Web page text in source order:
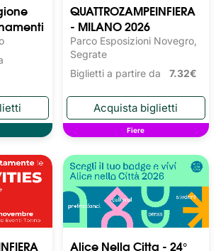
QUATTROZAMPEINFIERA
- MILANO 2026
Parco Esposizioni Novegro,
Segrate
Biglietti a partire da 7.32€
Fiere
Alice Nella Citta - 24°